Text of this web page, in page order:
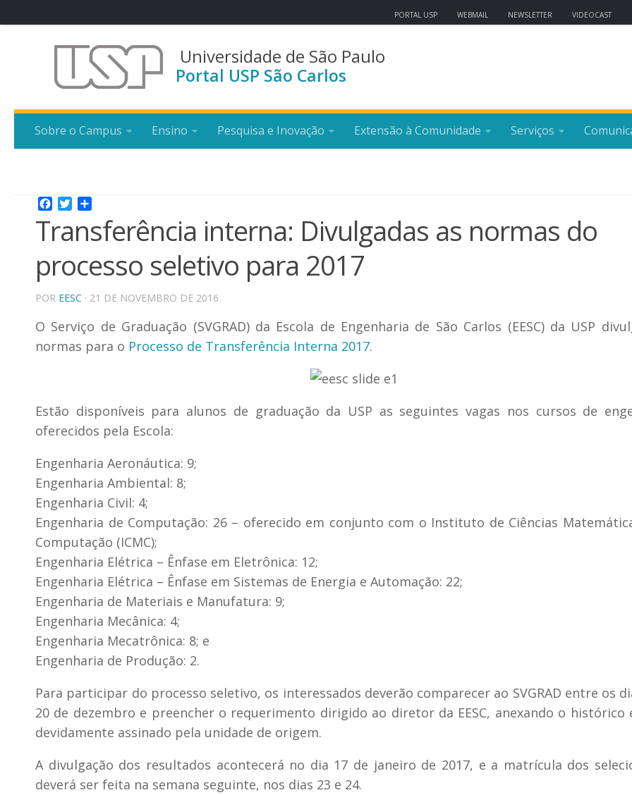
PORTAL USP WEBMAIL NEWSLETTER VIDEOCAST
Universidade de São Paulo
Portal USP São Carlos
Sobre o Campus Ensino Pesquisa e Inovação Extensão à Comunidade Serviços
Facebook
Twitter
Transferência interna: Divulgadas as normas do
processo seletivo para 2017
POR EESC · 21 DE NOVEMBRO DE 2016
O Serviço de Graduação (SVGRAD) da Escola de Engenharia de São Carlos (EESC) da USP
normas para o Processo de Transferência Interna 2017.
Estão disponíveis para alunos de graduação da USP as seguintes vagas nos cursos de
oferecidos pela Escola:
Engenharia Aeronáutica: 9;
Engenharia Ambiental: 8;
Engenharia Civil: 4;
Engenharia de Computação: 26 – oferecido em conjunto com o Instituto de Ciências
Computação (ICMC);
Engenharia Elétrica – Ênfase em Eletrônica: 12;
Engenharia Elétrica – Ênfase em Sistemas de Energia e Automação: 22;
Engenharia de Materiais e Manufatura: 9;
Engenharia Mecânica: 4;
Engenharia Mecatrônica: 8; e
Engenharia de Produção: 2.
Para participar do processo seletivo, os interessados deverão comparecer ao SVGRAD entre os
20 de dezembro e preencher o requerimento dirigido ao diretor da EESC, anexando o histórico
devidamente assinado pela unidade de origem.
A divulgação dos resultados acontecerá no dia 17 de janeiro de 2017, e a matrícula dos
deverá ser feita na semana seguinte, nos dias 23 e 24.